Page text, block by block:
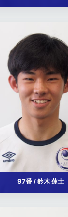
97番 / 鈴木 蓮士